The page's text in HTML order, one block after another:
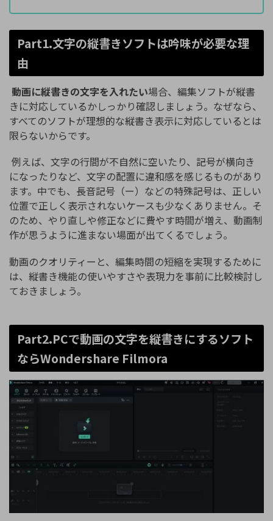
Part1.文字の縦書きソフトは吟味が必要な理
由
動画に縦書きの文字を入れたい場合、編集ソフトが縦書
きに対応しているかしっかり確認しましょう。なぜなら、
すべてのソフトが理想的な縦書き表示に対応しているとは
限らないからです。
例えば、文字の行間が不自然に空いたり、記号が横向き
になったりなど、文字の配置に違和感を感じるものがあり
ます。中でも、長音記号（ー）などの特殊記号は、正しい
位置で正しく表示されないケースも少なくありません。そ
のため、やり直しや修正などに費やす時間が増え、動画制
作が思うように進まない場面が出てくるでしょう。
動画のクオリティーと、編集時間の短縮を実現するために
は、縦書き機能の使いやすさや表現力を事前に比較検討し
ておきましょう。
Part2.PCで動画の文字を縦書きにするソフト
ならWondershare Filmora